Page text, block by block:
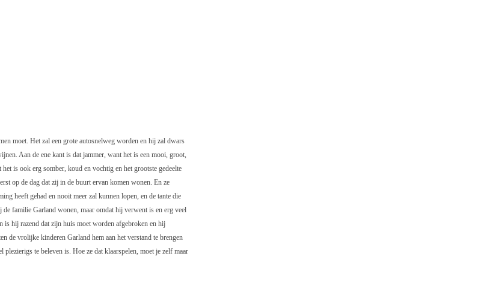
moet. Het zal een grote autosnelweg worden en hij zal dwars
Aan de ene kant is dat jammer, want het is een mooi, groot,
is ook erg somber, koud en vochtig en het grootste gedeelte
op de dag dat zij in de buurt ervan komen wonen. En ze
heeft gehad en nooit meer zal kunnen lopen, en de tante die
familie Garland wonen, maar omdat hij verwent is en erg veel
is hij razend dat zijn huis moet worden afgebroken en hij
de vrolijke kinderen Garland hem aan het verstand te brengen
te beleven is. Hoe ze dat klaarspelen, moet je zelf maar